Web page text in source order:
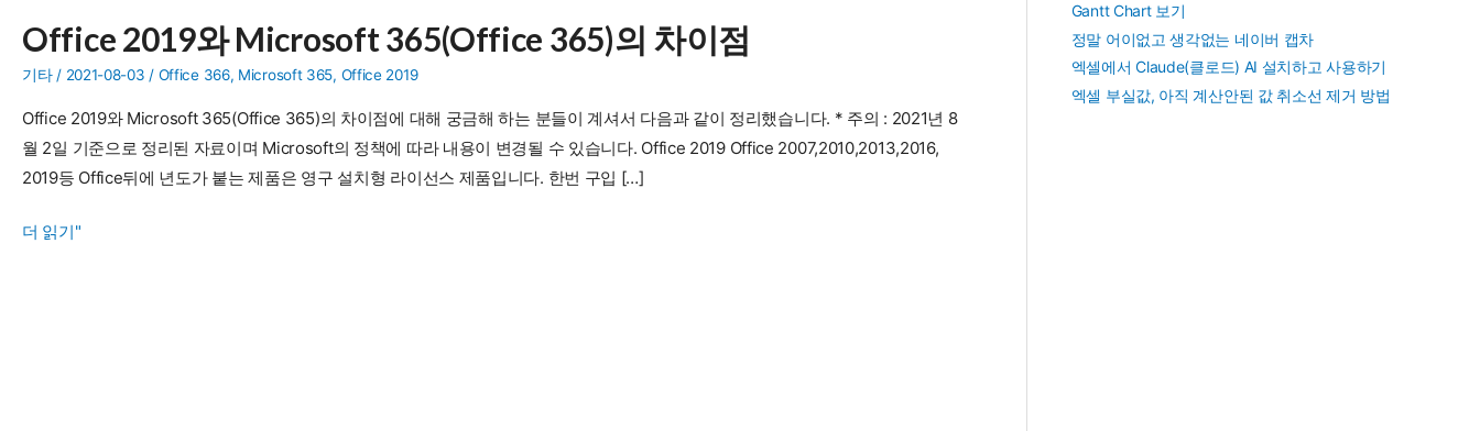
Office 2019와 Microsoft 365(Office 365)의 차이점
기타/ 2021-08-03 / Office 366, Microsoft 365, Office 2019
Office 2019와 Microsoft 365(Office 365)의 차이점에 대해 궁금해 하는 분들이 계셔서 다음과 같이 정리했습니다. * 주의 : 2021년 8
월 2일 기준으로 정리된 자료이며 Microsoft의 정책에 따라 내용이 변경될 수 있습니다. Office 2019 Office 2007,2010,2013,2016,
2019등 Office뒤에 년도가 붙는 제품은 영구 설치형 라이선스 제품입니다. 한번 구입 […]
Office
더 읽기"
Gantt Chart 보기
정말 어이없고 생각없는 네이버 캡차
엑셀에서 Claude(클로드) AI 설치하고 사용하기
엑셀 부실값, 아직 계산안된 값 취소선 제거 방법